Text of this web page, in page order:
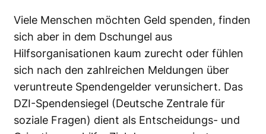
Viele Menschen möchten Geld spenden, finden
sich aber in dem Dschungel aus
Hilfsorganisationen kaum zurecht oder fühlen
sich nach den zahlreichen Meldungen über
veruntreute Spendengelder verunsichert. Das
DZI-Spendensiegel (Deutsche Zentrale für
soziale Fragen) dient als Entscheidungs- und